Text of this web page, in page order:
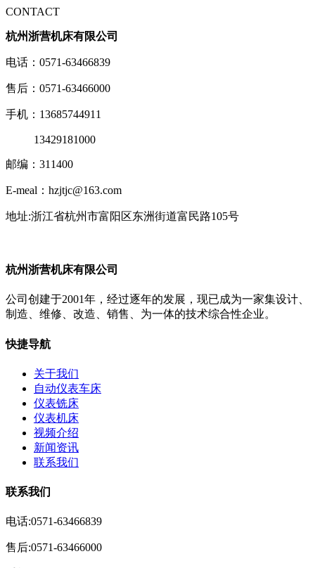
CONTACT
杭州浙营机床有限公司
电话：0571-63466839
售后：0571-63466000
手机：13685744911
13429181000
邮编：311400
E-meal：hzjtjc@163.com
地址:浙江省杭州市富阳区东洲街道富民路105号
杭州浙营机床有限公司
公司创建于2001年，经过逐年的发展，现已成为一家集设计、
制造、维修、改造、销售、为一体的技术综合性企业。
快捷导航
关于我们
自动仪表车床
仪表铣床
仪表机床
视频介绍
新闻资讯
联系我们
联系我们
电话:0571-63466839
售后:0571-63466000